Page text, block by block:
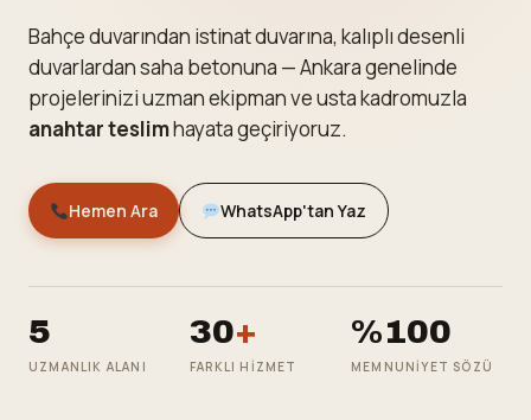
Bahçe duvarından istinat duvarına, kalıplı desenli
duvarlardan saha betonuna — Ankara genelinde
projelerinizi uzman ekipman ve usta kadromuzla
anahtar teslimhayata geçiriyoruz.
Hemen Ara WhatsApp'tan Yaz
5
UZMANLIK ALANI
30+
FARKLI HIZMET
%100
MEMNUNIYET SÖZÜ